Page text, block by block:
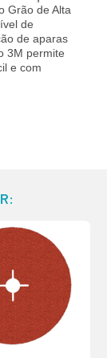
Grão de Alta
de
de aparas
3M permite
e com